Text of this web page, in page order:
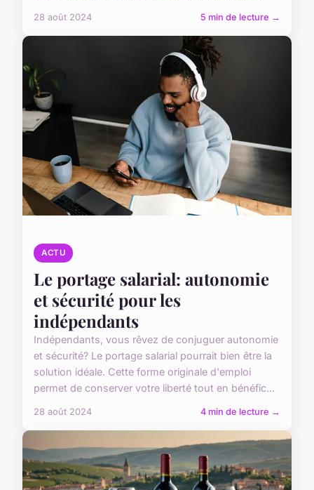
28 août 2024 5 min de lecture →
ACTU
Le portage salarial: autonomie
et sécurité pour les
indépendants
Indépendants, vous rêvez de conjuguer autonomie
et sécurité? Le portage salarial pourrait bien être la
solution idéale. Cette forme originale d'emploi
permet de conserver votre liberté tout en bénéfic...
28 août 2024 4 min de lecture →